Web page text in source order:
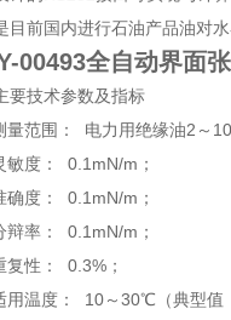
目前国内进行石油产品油对
00493全自动界面
要技术参数及指标
量范围： 电力用绝缘油2～
敏度： 0.1mN/m；
确度： 0.1mN/m；
辩率： 0.1mN/m；
复性： 0.3%；
用温度： 10～30℃（典型值